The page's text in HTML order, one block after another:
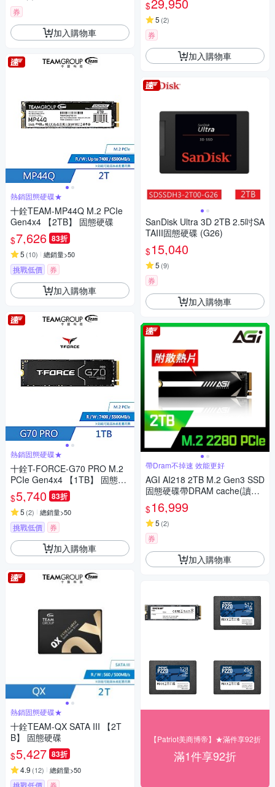
券
加入購物車
熱銷固態硬碟★
十銓TEAM-MP44Q M.2 PCIe
Gen4x4 【2TB】 固態硬碟
$7,626 83折
5 (10) 總銷量>50
挑戰低價 券
加入購物車
熱銷固態硬碟★
十銓T-FORCE-G70 PRO M.2
PCIe Gen4x4 【1TB】 固態硬
碟
$5,740 83折
5 (2) 總銷量>50
挑戰低價 券
加入購物車
熱銷固態硬碟★
十銓TEAM-QX SATA III 【2T
B】 固態硬碟
$5,427 83折
4.9 (12) 總銷量>50
$29,950
5 (2)
券
加入購物車
SanDisk Ultra 3D 2TB 2.5吋SA
TAIII固態硬碟 (G26)
$15,040
5 (9)
券
加入購物車
帶Dram不掉速 效能更好
AGI AI218 2TB M.2 Gen3 SSD
固態硬碟帶DRAM cache(讀寫3
499/3075MBs)
$16,999
5 (2)
券
加入購物車
【Patriot美商博帝】★滿件享92折
滿1件享92折